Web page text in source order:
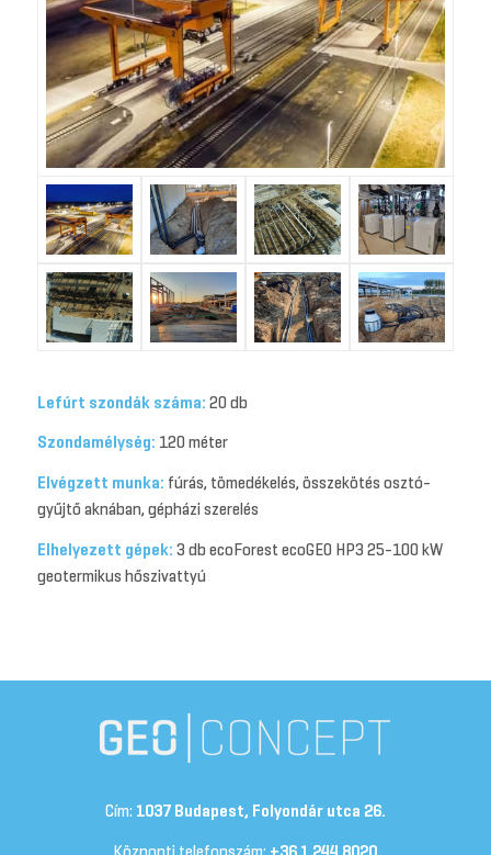
Lefúrt szondák száma: 20 db
Szondamélység: 120 méter
Elvégzett munka: fúrás, tömedékelés, összekötés osztó-
gyűjtő aknában, gépházi szerelés
Elhelyezett gépek: 3 db ecoForest ecoGEO HP3 25-100 kW
geotermikus hőszivattyú
Cím: 1037 Budapest, Folyondár utca 26.